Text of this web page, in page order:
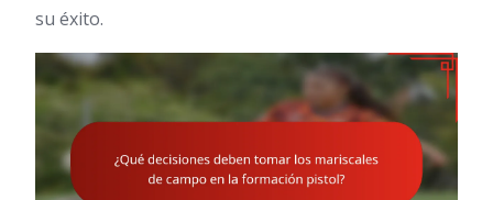
su éxito.